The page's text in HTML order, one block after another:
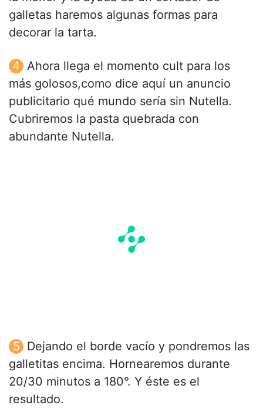
galletas haremos algunas formas para
decorar la tarta.
Ahora llega el momento cult para los
más golosos,como dice aquí un anuncio
publicitario qué mundo sería sin Nutella.
Cubriremos la pasta quebrada con
abundante Nutella.
Dejando el borde vacío y pondremos las
galletitas encima. Hornearemos durante
20/30 minutos a 180°. Y éste es el
resultado.